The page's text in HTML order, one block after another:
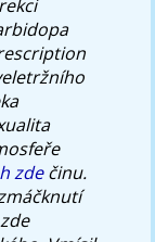
zdečinu.